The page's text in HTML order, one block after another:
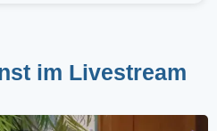
im Livestream